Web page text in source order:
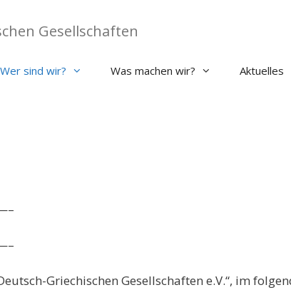
Gesellschaften
Wer sind wir? Was machen wir? Aktuelles
Griechischen Gesellschaften e.V.“, im